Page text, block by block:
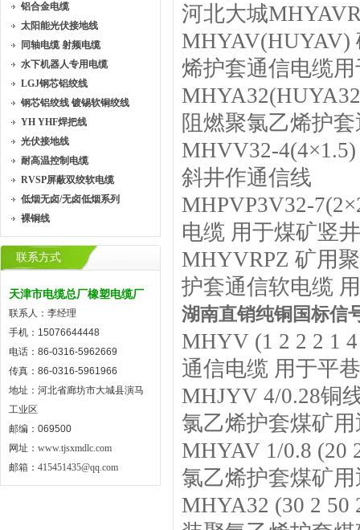
铝合金电缆
太阳能光伏接地线
同轴电缆 射频电缆
水下机器人专用电缆
LGJ钢芯铝绞线
钢芯铝绞线 镀锡软铜绞线
YH YHF焊把线
光伏接地线
耐高温控制电缆
RVSP屏蔽双绞软电缆
低烟无卤/无卤低烟系列
裸铜线
联系方式
天津市电缆总厂橡塑电缆厂
联系人：李经理
手机：15076644448
电话：86-0316-5962669
传真：86-0316-5961966
地址：河北省廊坊市大城县演马
工业区
邮编：069500
网址： www.tjsxmdlc.com
邮箱： 415451435@qq.com
河北大城
MHYAV(HUYAV)
烯护套通信电缆
阻燃聚氯乙烯护
MHVV32-
斜井作通信线
MHPVP3V32-
电缆 用于煤矿竖
MHYVRPZ 矿用
护套通信软电缆
湖南直销纯铜国标信
MHYV (1 2 2 2 1
通信电缆 用于平
MHJYV 4/0.28铜
氯乙烯护套煤矿
MHYAV 1/0.8 (20
氯乙烯护套煤矿
MHYA32 (30 2 50